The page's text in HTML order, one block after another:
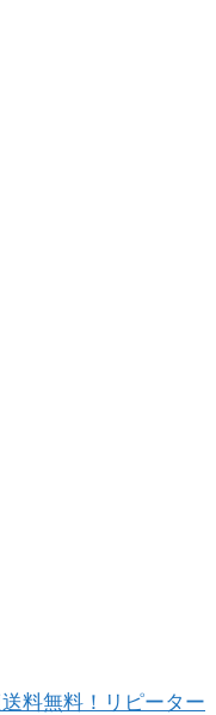
料無料！リピーター